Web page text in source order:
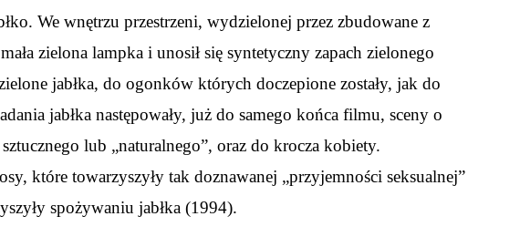
We wnętrzu przestrzeni, wydzielonej przez zbudowane z
zielona lampka i unosił się syntetyczny zapach zielonego
jabłka, do ogonków których doczepione zostały, jak do
jabłka następowały, już do samego końca filmu, sceny o
lub „naturalnego”, oraz do krocza kobiety.
które towarzyszyły tak doznawanej „przyjemności seksualnej”
spożywaniu jabłka (1994).